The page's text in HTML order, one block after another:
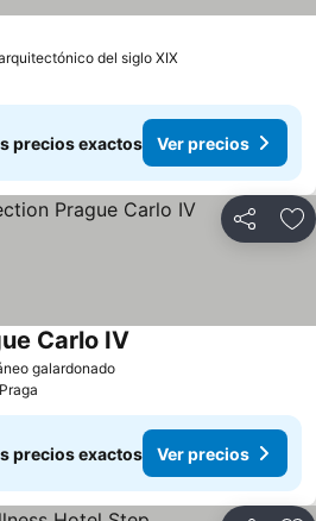
del siglo XIX
precios exactos Ver precios
Compartir
galardonado
Carlo IV
Praga
precios exactos Ver precios